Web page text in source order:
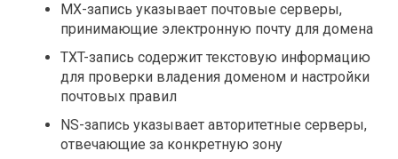
MX-запись указывает почтовые серверы,
принимающие электронную почту для домена
TXT-запись содержит текстовую информацию
для проверки владения доменом и настройки
почтовых правил
NS-запись указывает авторитетные серверы,
отвечающие за конкретную зону